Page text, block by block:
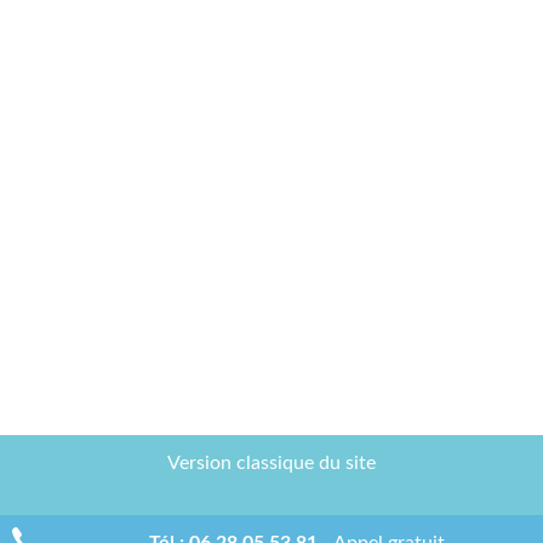
Version classique du site